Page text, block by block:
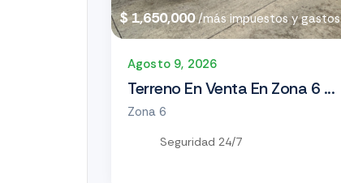
$ 1,650,000/más impuestos y gastos
Agosto 9, 2026
Terreno En Venta En Zona 6 ...
Zona 6
Seguridad 24/7